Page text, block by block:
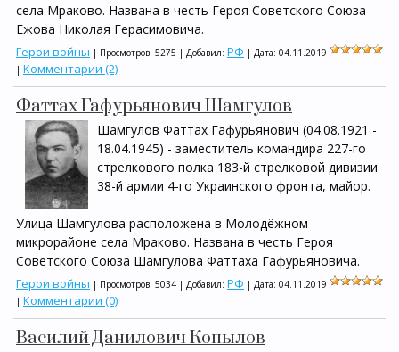
села Мраково. Названа в честь Героя Советского Союза
Ежова Николая Герасимовича.
Герои войны | Просмотров: 5275 | Добавил: РФ | Дата: 04.11.2019
| Комментарии (2)
Фаттах Гафурьянович Шамгулов
Шамгулов Фаттах Гафурьянович (04.08.1921 -
18.04.1945) - заместитель командира 227-го
стрелкового полка 183-й стрелковой дивизии
38-й армии 4-го Украинского фронта, майор.
Улица Шамгулова расположена в Молодёжном
микрорайоне села Мраково. Названа в честь Героя
Советского Союза Шамгулова Фаттаха Гафурьяновича.
Герои войны | Просмотров: 5034 | Добавил: РФ | Дата: 04.11.2019
| Комментарии (0)
Василий Данилович Копылов